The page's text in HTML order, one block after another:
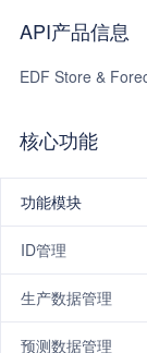
API产品信息
EDF Store &
核心功能
功能模块
ID管理
生产数据管理
预测数据管理